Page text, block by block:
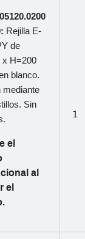
Rejilla E-
de
x H=200
blanco.
mediante
Sin
el
al
el
1